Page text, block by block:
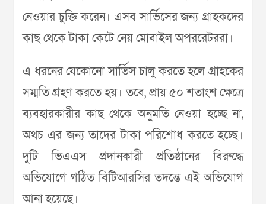
নেওয়ার চুক্তি করেন। এসব সার্ভিসের জন্য গ্রাহকদের
কাছ থেকে টাকা কেটে নেয় মোবাইল অপররেটররা।
এ ধরনের যেকোনো সার্ভিস চালু করতে হলে গ্রাহকের
সম্মতি গ্রহণ করতে হয়। তবে, প্রায় ৫০ শতাংশ ক্ষেত্রে
ব্যবহারকারীর কাছ থেকে অনুমতি নেওয়া হচ্ছে না,
অথচ এর জন্য তাদের টাকা পরিশোধ করতে হচ্ছে।
দুটি ভিএএস প্রদানকারী প্রতিষ্ঠানের বিরুদ্ধে
অভিযোগে গঠিত বিটিআরসির তদন্তে এই অভিযোগ
আনা হয়েছে।